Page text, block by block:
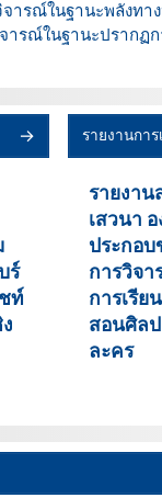
จารณ์ในฐานะพลังท
ารณ์ในฐานะปรากฏ
ร์
ท์
รายงานการ
รายงาน
เสวนา
ประกอบ
การวิจ
การเรีย
สอนศิล
ละคร